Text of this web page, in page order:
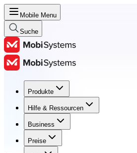
Mobile Menu
Suche
Produkte
Hilfe & Ressourcen
Business
Preise
Produkte
Hilfe & Ressourcen
Business
Preise